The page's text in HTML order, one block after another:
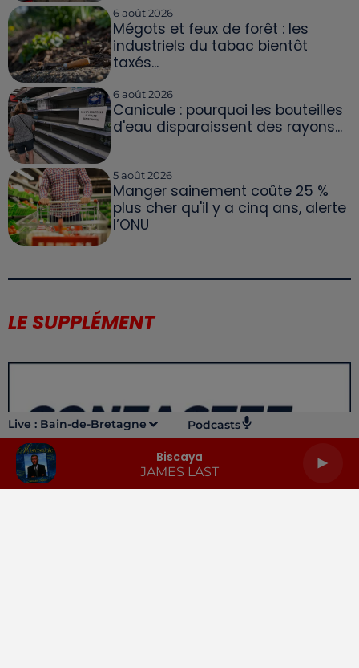
Live : Bain-de-Bretagne Podcasts
Biscaya
JAMES LAST
6 août 2026
Mégots et feux de forêt : les
industriels du tabac bientôt
taxés...
6 août 2026
Canicule : pourquoi les bouteilles
d'eau disparaissent des rayons...
5 août 2026
Manger sainement coûte 25 %
plus cher qu'il y a cinq ans, alerte
l’ONU
LE SUPPLÉMENT